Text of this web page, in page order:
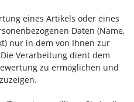
eines Artikels oder eines
Daten (Name,
nur in dem von Ihnen zur
Verarbeitung dient dem
zu ermöglichen und